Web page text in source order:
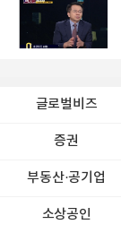
글로벌비즈
증권
부동산·공기업
소상공인